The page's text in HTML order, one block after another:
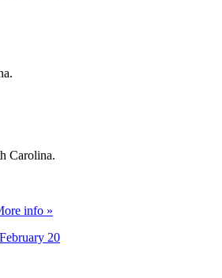
Carolina.
info »
February 20